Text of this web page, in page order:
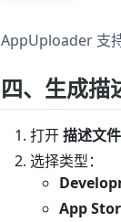
AppUploader 支
四、生成描
打开描述文
选择类型：
App